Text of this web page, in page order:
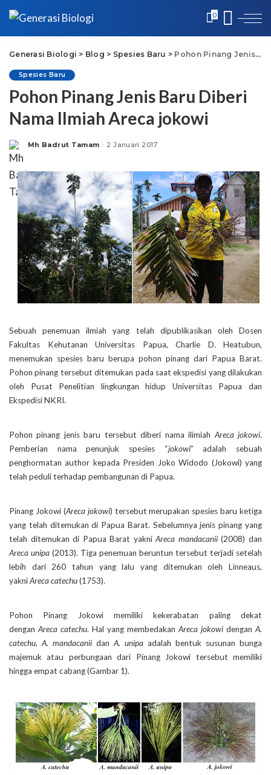
0
Generasi Biologi > Blog > Spesies Baru > Pohon Pinang Jenis Baru Diberi Nama Ilmiah Areca jokowi
Spesies Baru
Pohon Pinang Jenis Baru Diberi
Nama Ilmiah Areca jokowi
Posted
Mh Badrut Tamam 2 Januari 2017
Sebuah penemuan ilmiah yang telah dipublikasikan oleh Dosen
Fakultas Kehutanan Universitas Papua, Charlie D. Heatubun,
menemukan spesies baru berupa pohon pinang dari Papua Barat.
Pohon pinang tersebut ditemukan pada saat ekspedisi yang dilakukan
oleh Pusat Penelitian lingkungan hidup Universitas Papua dan
Ekspedisi NKRI.
Pohon pinang jenis baru tersebut diberi nama ilimiahAreca jokowi.
Pemberian nama penunjuk spesies “jokowi” adalah sebuah
penghormatan author kepada Presiden Joko Widodo (Jokowi) yang
telah peduli terhadap pembangunan di Papua.
Pinang Jokowi (Areca jokowi) tersebut merupakan spesies baru ketiga
yang telah ditemukan di Papua Barat. Sebelumnya jenis pinang yang
telah ditemukan di Papua Barat yakniAreca mandacanii(2008) dan
Areca unipa (2013). Tiga penemuan beruntun tersebut terjadi setelah
lebih dari 260 tahun yang lalu yang ditemukan oleh Linneaus,
yakniAreca catechu(1753).
Pohon Pinang Jokowi memiliki kekerabatan paling dekat
denganAreca catechu. Hal yang membedakanAreca jokowi denganA.
catechu, A. mandacanii danA. unipa adalah bentuk susunan bunga
majemuk atau perbungaan dari Pinang Jokowi tersebut memiliki
hingga empat cabang (Gambar 1).